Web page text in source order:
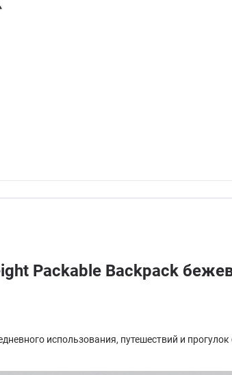
Packable Backpack
использования, путешествий и